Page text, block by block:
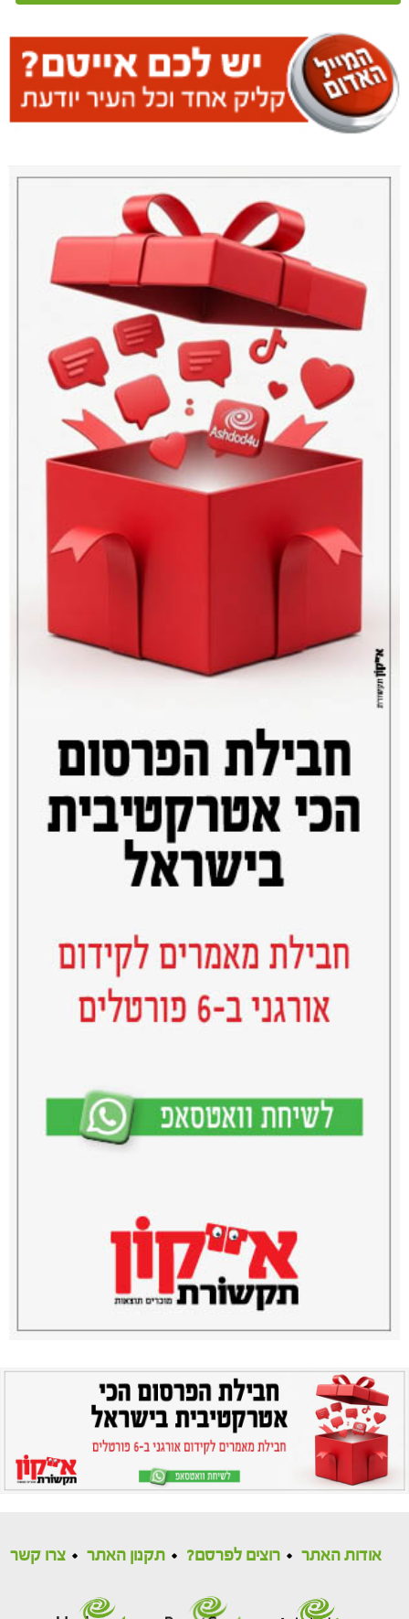
אודות האתר רוצים לפרסם? תקנון האתר צרו קשר